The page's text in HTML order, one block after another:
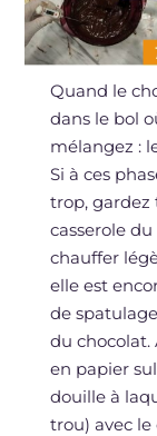
Quand le
dans le bol
mélangez :
Si à ces
trop, gardez
casserole
chauffer
elle est
de
du chocolat.
en papier
douille à
trou) avec